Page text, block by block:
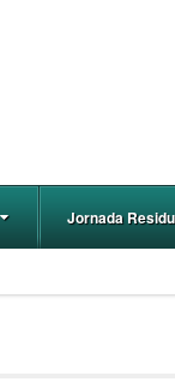
Jornada